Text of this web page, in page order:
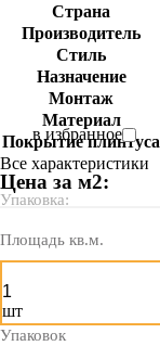
Страна
Производитель
Стиль
Назначение
Монтаж
Материал
Покрытие плинтуса
Все характеристики
в избранное
Цена за м2:
Упаковка:
Площадь кв.м.
шт
Упаковок